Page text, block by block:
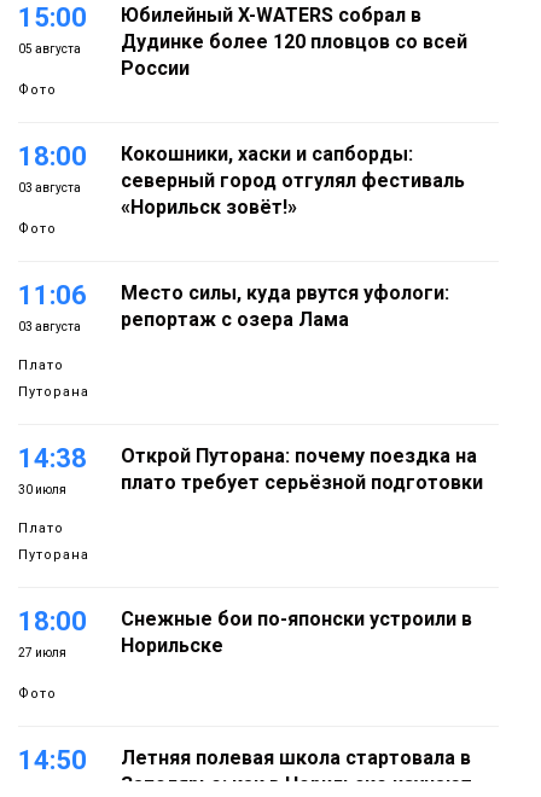
15:00
05 августа
Фото
Юбилейный X-WATERS собрал в
Дудинке более 120 пловцов со всей
России
18:00
03 августа
Фото
Кокошники, хаски и сапборды:
северный город отгулял фестиваль
«Норильск зовёт!»
11:06
03 августа
Плато
Путорана
Место силы, куда рвутся уфологи:
репортаж с озера Лама
14:38
30 июля
Плато
Путорана
Открой Путорана: почему поездка на
плато требует серьёзной подготовки
18:00
27 июля
Фото
Снежные бои по-японски устроили в
Норильске
14:50
Летняя полевая школа стартовала в
Заполярье: как в Норильске изучают